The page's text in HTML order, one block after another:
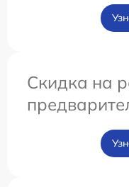
Скидка на